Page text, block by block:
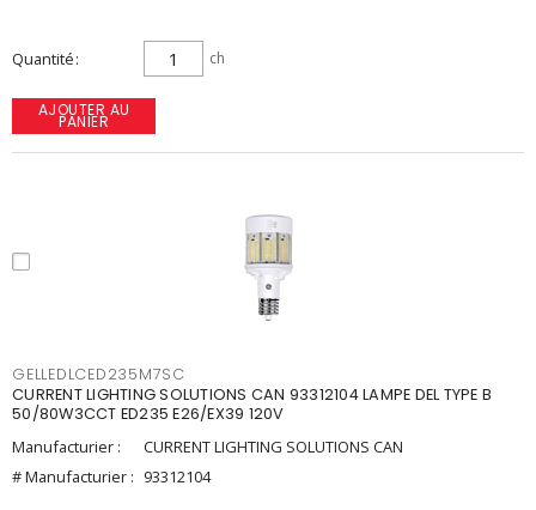
Quantité ch
AJOUTER AU
PANIER
GELLEDLCED235M7SC
CURRENT LIGHTING SOLUTIONS CAN 93312104 LAMPE DEL TYPE B
50/80W3CCT ED235 E26/EX39 120V
Manufacturier :
CURRENT LIGHTING SOLUTIONS CAN
# Manufacturier : 93312104